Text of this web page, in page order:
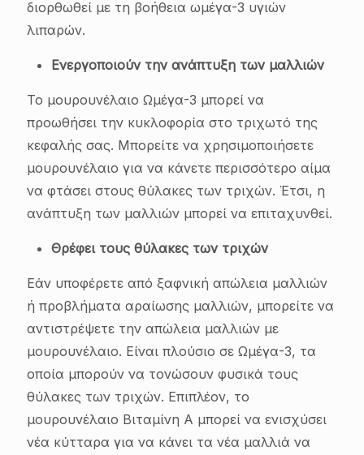
διορθωθεί με τη βοήθεια ωμέγα-3 υγιών
λιπαρών.
Ενεργοποιούν την ανάπτυξη των μαλλιών
Το μουρουνέλαιο Ωμέγα-3 μπορεί να
προωθήσει την κυκλοφορία στο τριχωτό της
κεφαλής σας. Μπορείτε να χρησιμοποιήσετε
μουρουνέλαιο για να κάνετε περισσότερο αίμα
να φτάσει στους θύλακες των τριχών. Έτσι, η
ανάπτυξη των μαλλιών μπορεί να επιταχυνθεί.
Θρέφει τους θύλακες των τριχών
Εάν υποφέρετε από ξαφνική απώλεια μαλλιών
ή προβλήματα αραίωσης μαλλιών, μπορείτε να
αντιστρέψετε την απώλεια μαλλιών με
μουρουνέλαιο. Είναι πλούσιο σε Ωμέγα-3, τα
οποία μπορούν να τονώσουν φυσικά τους
θύλακες των τριχών. Επιπλέον, το
μουρουνέλαιο Βιταμίνη Α μπορεί να ενισχύσει
νέα κύτταρα για να κάνει τα νέα μαλλιά να